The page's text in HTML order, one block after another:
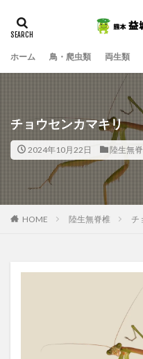
ホーム 鳥・爬虫類 両生類
チョウセンカマキリ
2024年10月22日 陸生無
HOME 陸生無脊椎 チ